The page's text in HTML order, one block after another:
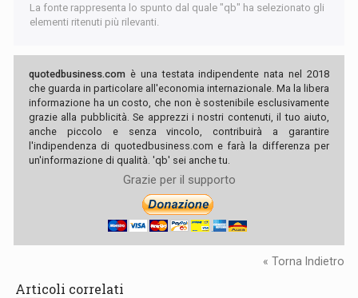
La fonte rappresenta lo spunto dal quale "qb" ha selezionato gli
elementi ritenuti più rilevanti.
quotedbusiness.com è una testata indipendente nata nel 2018
che guarda in particolare all'economia internazionale. Ma la libera
informazione ha un costo, che non è sostenibile esclusivamente
grazie alla pubblicità. Se apprezzi i nostri contenuti, il tuo aiuto,
anche piccolo e senza vincolo, contribuirà a garantire
l'indipendenza di quotedbusiness.com e farà la differenza per
un'informazione di qualità. 'qb' sei anche tu.
Grazie per il supporto
« Torna Indietro
Articoli correlati